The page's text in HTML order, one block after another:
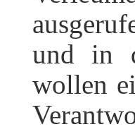
und in
wollen